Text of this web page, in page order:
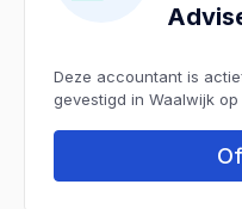
Deze accountant is
gevestigd in Waalwijk